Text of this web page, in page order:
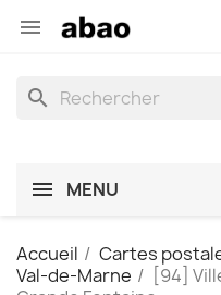

search
MENU
Accueil Cartes
Val-de-Marne
[94]